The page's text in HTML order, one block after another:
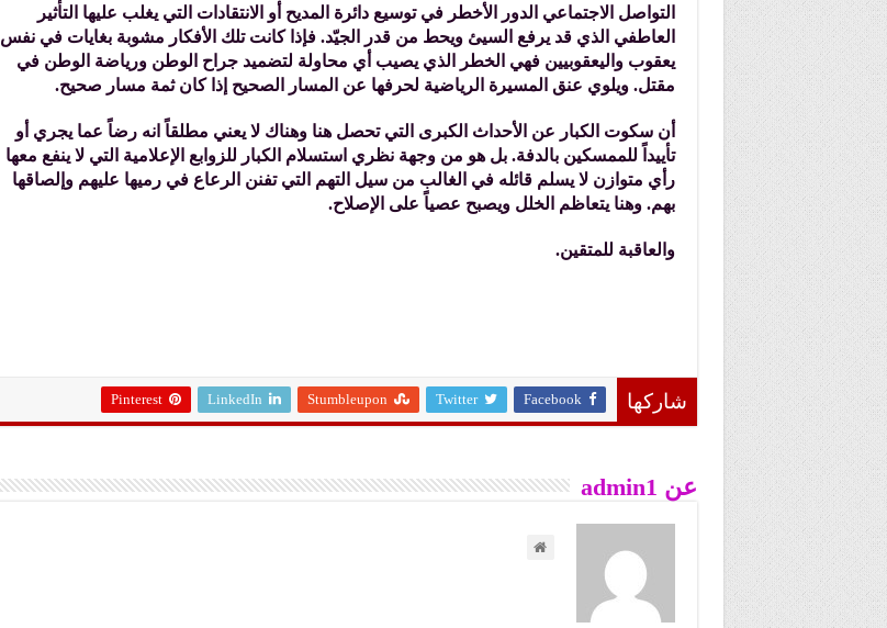
التواصل الاجتماعي الدور الأخطر في توسيع دائرة المديح أو الانتقادات التي يغلب عليها التأثير
العاطفي الذي قد يرفع السيئ ويحط من قدر الجيّد. فإذا كانت تلك الأفكار مشوبة بغايات في نفس
يعقوب واليعقوبيين فهي الخطر الذي يصيب أي محاولة لتضميد جراح الوطن ورياضة الوطن في
مقتل. ويلوي عنق المسيرة الرياضية لحرفها عن المسار الصحيح إذا كان ثمة مسار صحيح.
أن سكوت الكبار عن الأحداث الكبرى التي تحصل هنا وهناك لا يعني مطلقاً انه رضاً عما يجري أو
تأييداً للممسكين بالدفة. بل هو من وجهة نظري استسلام الكبار للزوابع الإعلامية التي لا ينفع معها
رأي متوازن لا يسلم قائله في الغالب من سيل التهم التي تفنن الرعاع في رميها عليهم وإلصاقها
بهم. وهنا يتعاظم الخلل ويصبح عصياً على الإصلاح.
والعاقبة للمتقين.
شاركها Facebook
Twitter
Stumbleupon
LinkedIn
Pinterest
عن admin1